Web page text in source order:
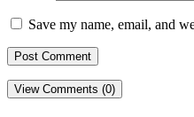
Save my name, email, and
View Comments (0)